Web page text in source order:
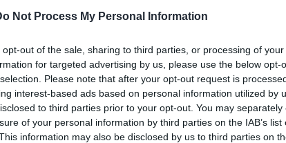
Not Process My Personal Information
opt-out of the sale, sharing to third parties, or processing of
for targeted advertising by us, please use the below opt-
Please note that after your opt-out request is
interest-based ads based on personal information utilized by
to third parties prior to your opt-out. You may
of your personal information by third parties on the IAB’s list
information may also be disclosed by us to third parties on
Hotel Eden
Via Correale 25,Sorrento
Mapa
Hotel Eden was refurbished in 2011and is situated in an
Piazza Tasso and lively Piazza Lauro. Recently
couples or groups of friends looking f...